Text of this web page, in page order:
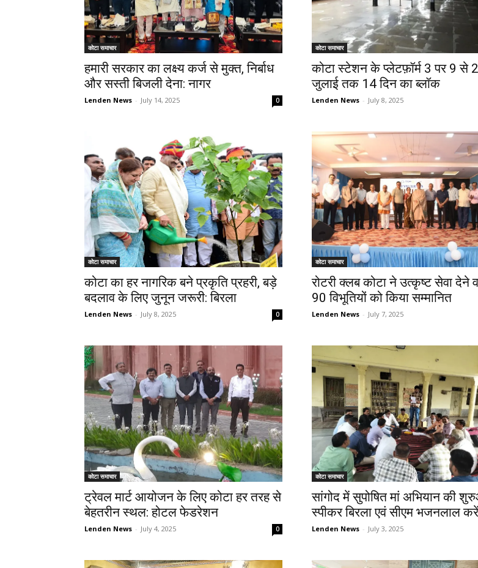
कोटा समाचार
हमारी सरकार का लक्ष्य कर्ज से मुक्त, निर्बाध
और सस्ती बिजली देना: नागर
Lenden News - July 14, 2025 0
कोटा समाचार
कोटा स्टेशन के प्लेटफ़ॉर्म 3 पर 9 से
जुलाई तक 14 दिन का ब्लॉक
Lenden News - July 8, 2025
कोटा समाचार
कोटा का हर नागरिक बने प्रकृति प्रहरी, बड़े
बदलाव के लिए जुनून जरूरी: बिरला
Lenden News - July 8, 2025 0
कोटा समाचार
रोटरी क्लब कोटा ने उत्कृष्ट सेवा देने
90 विभूतियों को किया सम्मानित
Lenden News - July 7, 2025
कोटा समाचार
ट्रेवल मार्ट आयोजन के लिए कोटा हर तरह से
बेहतरीन स्थल: होटल फेडरेशन
Lenden News - July 4, 2025 0
कोटा समाचार
सांगोद में सुपोषित मां अभियान की
स्पीकर बिरला एवं सीएम भजनलाल
Lenden News - July 3, 2025